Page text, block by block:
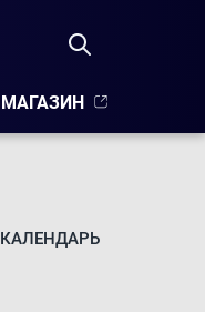
МАГАЗИН
КАЛЕНДАРЬ